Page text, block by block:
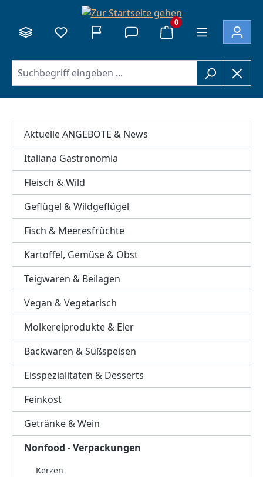
0
Aktuelle ANGEBOTE & News
Italiana Gastronomia
Fleisch & Wild
Geflügel & Wildgeflügel
Fisch & Meeresfrüchte
Kartoffel, Gemüse & Obst
Teigwaren & Beilagen
Vegan & Vegetarisch
Molkereiprodukte & Eier
Backwaren & Süßspeisen
Eisspezialitäten & Desserts
Feinkost
Getränke & Wein
Nonfood - Verpackungen
Kerzen